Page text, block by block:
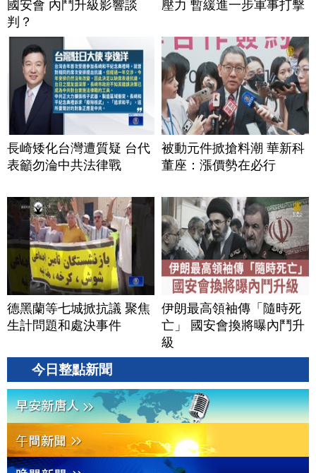
國安會 內鬥升級影響談
判？
壓力 暫緩進一步軍事打擊
長崎矮化台灣遭質疑 台代
表籲勿淪中共法律戰
被動元件掀搶料潮 華新科
董座：漲價勢在必行
德黑蘭等七城掀抗議 聚焦
生計問題和處決事件
伊朗最高領袖傳「隨時死
亡」 國安會換將曝內鬥升
級
今日整點新聞